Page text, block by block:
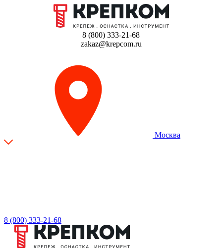
8 (800) 333-21-68
zakaz@krepcom.ru
Москва
8 (800) 333-21-68